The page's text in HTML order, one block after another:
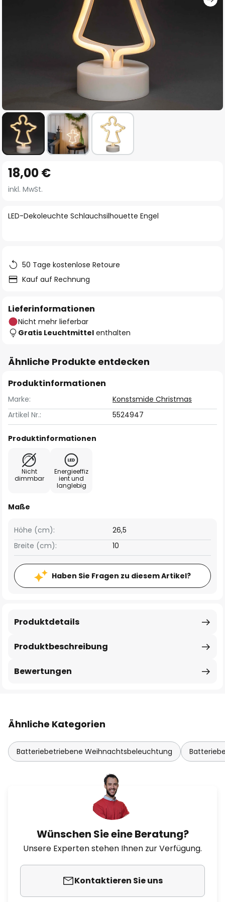
Anfang
der
springen
LED-Dekoleuchte Schlauchsilhouette Engel
18,00 €
inkl. MwSt.
50 Tage kostenlose Retoure
Kauf auf Rechnung
Lieferinformationen
Nicht mehr lieferbar
Gratis Leuchtmittel enthalten
Ähnliche Produkte entdecken
Produktinformationen
Marke:
Konstsmide Christmas
Artikel Nr.:
5524947
Produktinformationen
Nicht
dimmbar
Energieeffiz
ient und
langlebig
Maße
Breite (cm): 10
Höhe (cm): 26,5
Haben Sie Fragen zu diesem Artikel?
Produktbeschreibung
Produktdetails
Bewertungen
Ähnliche Kategorien
Batteriebetriebene Weihnachtsbeleuchtung
Wünschen Sie eine Beratung?
Unsere Experten stehen Ihnen zur Verfügung.
Kontaktieren Sie uns